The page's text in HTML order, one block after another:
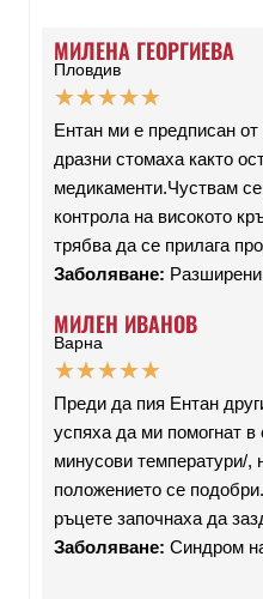
МИЛЕНА ГЕОРГИЕВА
Пловдив
★★★★★
Ентан ми е предписан
дразни стомаха както
медикаменти.Чуствам
контрола на високото
трябва да се прилага
Заболяване: Разширени
МИЛЕН ИВАНОВ
Варна
★★★★★
Преди да пия Ентан
успяха да ми помогнат в
минусови температури/,
положението се
ръцете започнаха да
Заболяване: Синдром